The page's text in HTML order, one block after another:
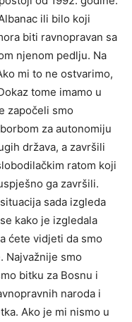
ili bilo koji
biti ravnopravan sa
njenom pedlju. Na
mi to ne ostvarimo,
tome imamo u
započeli smo
za autonomiju
država, a završili
ratom koji
ga završili.
sada izgleda
kako je izgledala
ćete vidjeti da smo
Najvažnije smo
bitku za Bosnu i
naroda i
Ako je mi nismo u